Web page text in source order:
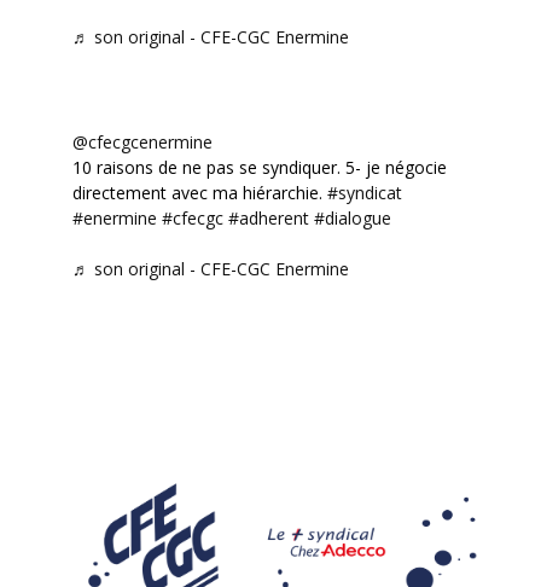
♬ son original - CFE-CGC Enermine
@cfecgcenermine
10 raisons de ne pas se syndiquer. 5- je négocie
directement avec ma hiérarchie. #syndicat
#enermine #cfecgc #adherent #dialogue
♬ son original - CFE-CGC Enermine